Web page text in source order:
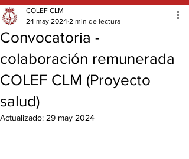
Convocatoria -
colaboración remunerada
COLEF CLM (Proyecto
salud)
COLEF CLM
24 may 2024 2 min de lectura
Actualizado: 29 may 2024